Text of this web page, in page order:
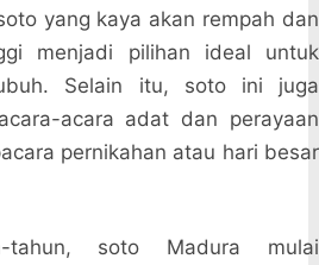
yang kaya akan rempah dan
menjadi pilihan ideal untuk
Selain itu, soto ini juga
acara adat dan perayaan
pernikahan atau hari besar
tahun, soto Madura mulai